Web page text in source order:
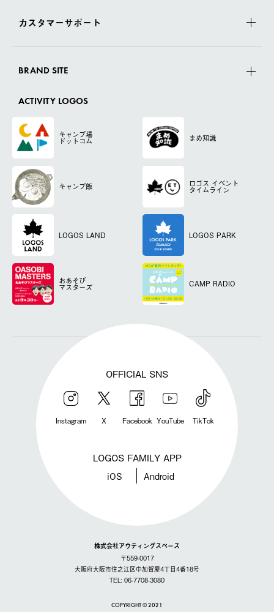
カスタマーサポート
BRAND SITE
ACTIVITY LOGOS
キャンプ場
ドットコム まめ知識
キャンプ飯 ロゴス イベント
タイムライン
LOGOS LAND LOGOS PARK
おあそび
マスターズ CAMP RADIO
OFFICIAL SNS
Instagram X Facebook YouTube TikTok
LOGOS FAMILY APP
iOS Android
株式会社アウティングスペース
〒559-0017
大阪府大阪市住之江区中加賀屋4丁目4番18号
TEL: 06-7708-3080
COPYRIGHT © 2021